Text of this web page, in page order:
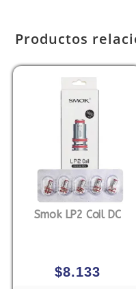
Productos
Smok LP2 Coil DC
$8.133